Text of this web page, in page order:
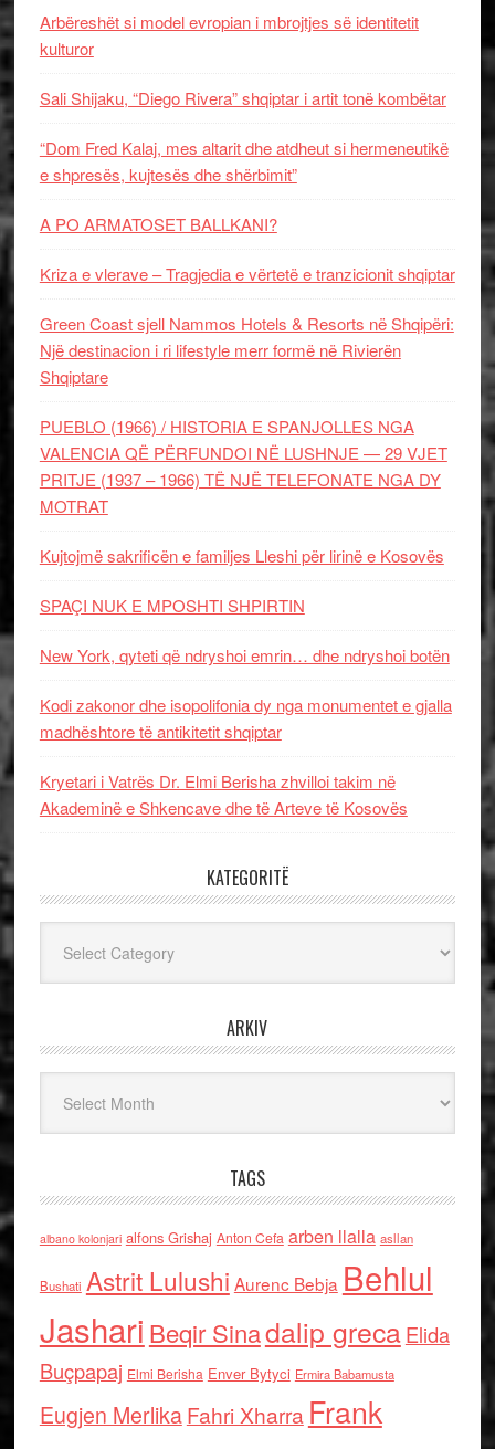
Arbëreshët si model evropian i mbrojtjes së identitetit
kulturor
Sali Shijaku, “Diego Rivera” shqiptar i artit tonë kombëtar
“Dom Fred Kalaj, mes altarit dhe atdheut si hermeneutikë
e shpresës, kujtesës dhe shërbimit”
A PO ARMATOSET BALLKANI?
Kriza e vlerave – Tragjedia e vërtetë e tranzicionit shqiptar
Green Coast sjell Nammos Hotels & Resorts në Shqipëri:
Një destinacion i ri lifestyle merr formë në Rivierën
Shqiptare
PUEBLO (1966) / HISTORIA E SPANJOLLES NGA
VALENCIA QË PËRFUNDOI NË LUSHNJE — 29 VJET
PRITJE (1937 – 1966) TË NJË TELEFONATE NGA DY
MOTRAT
Kujtojmë sakrificën e familjes Lleshi për lirinë e Kosovës
SPAÇI NUK E MPOSHTI SHPIRTIN
New York, qyteti që ndryshoi emrin… dhe ndryshoi botën
Kodi zakonor dhe isopolifonia dy nga monumentet e gjalla
madhështore të antikitetit shqiptar
Kryetari i Vatrës Dr. Elmi Berisha zhvilloi takim në
Akademinë e Shkencave dhe të Arteve të Kosovës
KATEGORITË
ARKIV
TAGS
albano kolonjari alfons Grishaj Anton Cefa arben llalla asllan
Bushati Astrit Lulushi Aurenc Bebja Behlul
Jashari Beqir Sinadalip grecaElida
Buçpapaj Elmi Berisha Enver Bytyci Ermira Babamusta
Eugjen MerlikaFahri Xharra Frank